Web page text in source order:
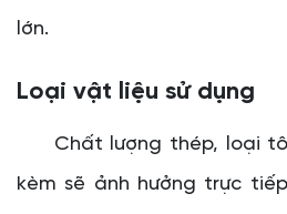
lớn.
Loại vật liệu sử dụng
Chất lượng thép, loại
kèm sẽ ảnh hưởng trực